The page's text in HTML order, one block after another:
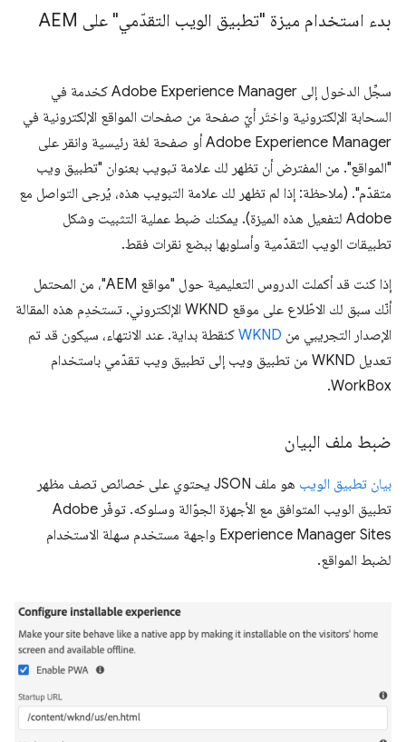
بدء استخدام ميزة "تطبيق الويب التقدّمي" على AEM
سجِّل الدخول إلى Adobe Experience Manager كخدمة في
السحابة الإلكترونية واختَر أيّ صفحة من صفحات المواقع الإلكترونية في
Adobe Experience Manager أو صفحة لغة رئيسية وانقر على
"المواقع". من المفترض أن تظهر لك علامة تبويب بعنوان "تطبيق ويب
متقدّم". (ملاحظة: إذا لم تظهر لك علامة التبويب هذه، يُرجى التواصل مع
Adobe لتفعيل هذه الميزة). يمكنك ضبط عملية التثبيت وشكل
تطبيقات الويب التقدّمية وأسلوبها ببضع نقرات فقط.
إذا كنت قد أكملت الدروس التعليمية حول "مواقع AEM"، من المحتمل
أنّك سبق لك الاطّلاع على موقع WKND الإلكتروني. تستخدِم هذه المقالة
الإصدار التجريبي من WKND كنقطة بداية. عند الانتهاء، سيكون قد تم
تعديل WKND من تطبيق ويب إلى تطبيق ويب تقدّمي باستخدام
WorkBox.
ضبط ملف البيان
بيان تطبيق الويب
هو ملف JSON يحتوي على خصائص تصف مظهر
تطبيق الويب المتوافق مع الأجهزة الجوّالة وسلوكه. توفّر Adobe
Experience Manager Sites واجهة مستخدم سهلة الاستخدام
لضبط المواقع.